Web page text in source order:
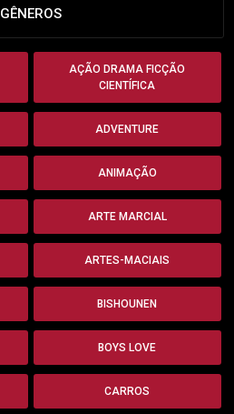
GÊNEROS
AÇÃO DRAMA FICÇÃO
CIENTÍFICA
ADVENTURE
ANIMAÇÃO
ARTE MARCIAL
ARTES-MACIAIS
BISHOUNEN
BOYS LOVE
CARROS